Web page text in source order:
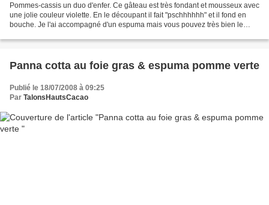
Pommes-cassis un duo d'enfer. Ce gâteau est très fondant et mousseux avec
une jolie couleur violette. En le découpant il fait "pschhhhhh" et il fond en
bouche. Je l'ai accompagné d'un espuma mais vous pouvez très bien le
Panna cotta au foie gras & espuma pomme verte
Publié le 18/07/2008 à 09:25
Par TalonsHautsCacao